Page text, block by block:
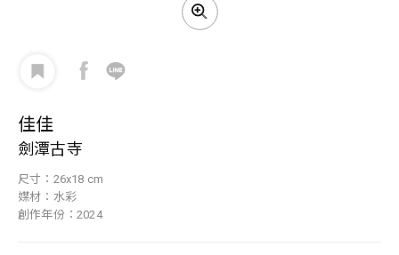
佳佳
劍潭古寺
尺寸：26x18 cm
媒材：水彩
創作年份：2024